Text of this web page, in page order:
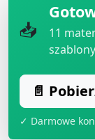
📥 11
📄
✓ Darmowe